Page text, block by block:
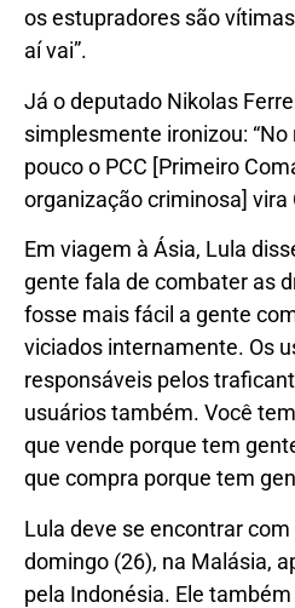
os estupradores são
aí vai”.
Já o deputado Nikolas
simplesmente ironizou:
pouco o PCC [Primeiro
organização criminosa] vira
Em viagem à Ásia, Lula
gente fala de combater as
fosse mais fácil a gente
viciados internamente. Os
responsáveis pelos
usuários também. Você
que vende porque tem
que compra porque tem
Lula deve se encontrar
domingo (26), na Malásia,
pela Indonésia. Ele